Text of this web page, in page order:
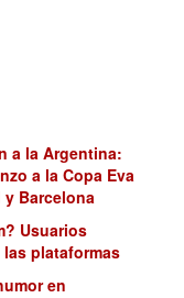
a la Argentina:
a la Copa Eva
y Barcelona
Usuarios
plataformas
en